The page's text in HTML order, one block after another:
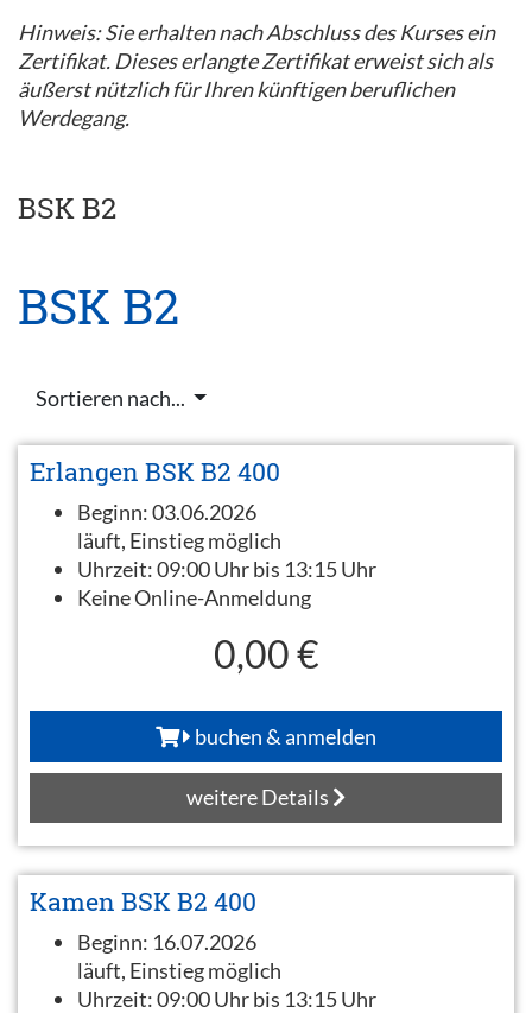
Hinweis: Sie erhalten nach Abschluss des Kurses ein
Zertifikat. Dieses erlangte Zertifikat erweist sich als
äußerst nützlich für Ihren künftigen beruflichen
Werdegang.
BSK B2
BSK B2
Sortieren nach...
Erlangen BSK B2 400
Beginn:03.06.2026
läuft, Einstieg möglich
Uhrzeit:09:00 Uhr bis 13:15 Uhr
Keine Online-Anmeldung
0,00 €
buchen & anmelden
weitere Details
Kamen BSK B2 400
Beginn: 16.07.2026
läuft, Einstieg möglich
Uhrzeit:09:00 Uhr bis 13:15 Uhr